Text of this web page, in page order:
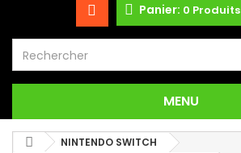
Panier: 0 Produits
MENU
NINTENDO SWITCH